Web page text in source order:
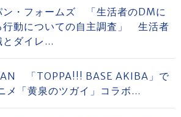
ン・フォームズ 「生活者のDMに
行動についての自主調査」 生活者
とダイレ...
「TOPPA!!! BASE AKIBA」で
メ「黄泉のツガイ」コラボ...